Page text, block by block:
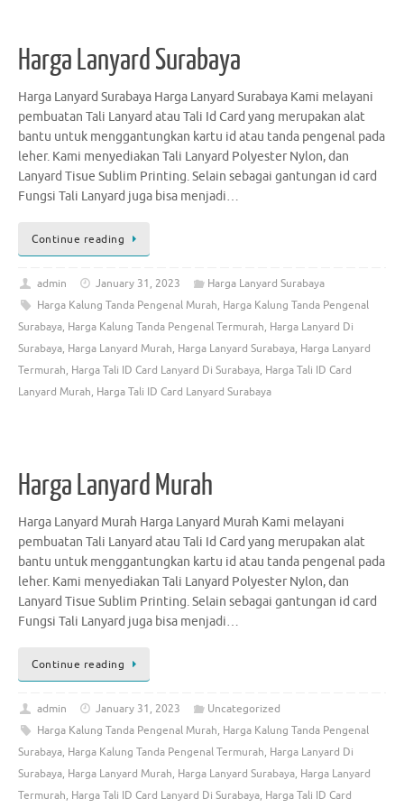
Harga Lanyard Surabaya
Harga Lanyard Surabaya Harga Lanyard Surabaya Kami melayani
pembuatan Tali Lanyard atau Tali Id Card yang merupakan alat
bantu untuk menggantungkan kartu id atau tanda pengenal pada
leher. Kami menyediakan Tali Lanyard Polyester Nylon, dan
Lanyard Tisue Sublim Printing. Selain sebagai gantungan id card
Fungsi Tali Lanyard juga bisa menjadi…
Continue reading
admin January 31, 2023
Harga Lanyard Surabaya
Harga Kalung Tanda Pengenal Murah, Harga Kalung Tanda Pengenal
Surabaya, Harga Kalung Tanda Pengenal Termurah, Harga Lanyard Di
Surabaya, Harga Lanyard Murah, Harga Lanyard Surabaya, Harga Lanyard
Termurah, Harga Tali ID Card Lanyard Di Surabaya, Harga Tali ID Card
Lanyard Murah, Harga Tali ID Card Lanyard Surabaya
Harga Lanyard Murah
Harga Lanyard Murah Harga Lanyard Murah Kami melayani
pembuatan Tali Lanyard atau Tali Id Card yang merupakan alat
bantu untuk menggantungkan kartu id atau tanda pengenal pada
leher. Kami menyediakan Tali Lanyard Polyester Nylon, dan
Lanyard Tisue Sublim Printing. Selain sebagai gantungan id card
Fungsi Tali Lanyard juga bisa menjadi…
Continue reading
admin January 31, 2023
Uncategorized
Harga Kalung Tanda Pengenal Murah, Harga Kalung Tanda Pengenal
Surabaya, Harga Kalung Tanda Pengenal Termurah, Harga Lanyard Di
Surabaya, Harga Lanyard Murah, Harga Lanyard Surabaya, Harga Lanyard
Termurah, Harga Tali ID Card Lanyard Di Surabaya, Harga Tali ID Card